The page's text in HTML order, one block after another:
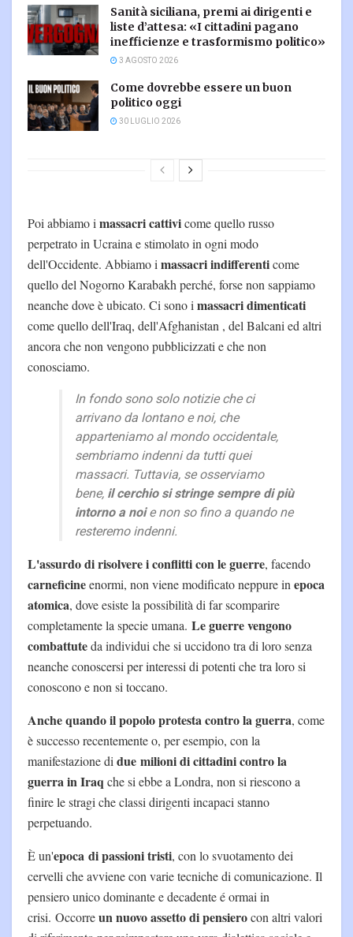
Sanità siciliana, premi ai dirigenti e
liste d’attesa: «I cittadini pagano
inefficienze e trasformismo politico»
3 AGOSTO 2026
Come dovrebbe essere un buon
politico oggi
30 LUGLIO 2026
Poi abbiamo imassacri cattivicome quello russo
perpetrato in Ucraina e stimolato in ogni modo
dell'Occidente. Abbiamo imassacri indifferenticome
quello del Nogorno Karabakh perché, forse non sappiamo
neanche dove è ubicato. Ci sono imassacri dimenticati
come quello dell'Iraq, dell'Afghanistan , del Balcani ed altri
ancora che non vengono pubblicizzati e che non
conosciamo.
In fondo sono solo notizie che ci
arrivano da lontano e noi, che
apparteniamo al mondo occidentale,
sembriamo indenni da tutti quei
massacri. Tuttavia, se osserviamo
bene, il cerchio si stringe sempre di più
intorno a noie non so fino a quando ne
resteremo indenni.
L'assurdo di risolvere i conflitti con le guerre, facendo
carneficineenormi, non viene modificato neppure inepoca
atomica, dove esiste la possibilità di far scomparire
completamente la specie umana. Le guerre vengono
combattuteda individui che si uccidono tra di loro senza
neanche conoscersi per interessi di potenti che tra loro si
conoscono e non si toccano.
Anche quando il popolo protesta contro la guerra, come
è successo recentemente o, per esempio, con la
manifestazione didue milioni di cittadini contro la
guerra in Iraq che si ebbe a Londra, non si riescono a
finire le stragi che classi dirigenti incapaci stanno
perpetuando.
È un'epoca di passioni tristi, con lo svuotamento dei
cervelli che avviene con varie tecniche di comunicazione. Il
pensiero unico dominante e decadente é ormai in
crisi. Occorreun nuovo assetto di pensierocon altri valori